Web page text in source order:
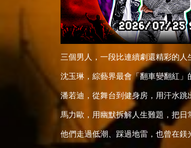
三個男人，一段比連續劇還精彩的人
沈玉琳，綜藝界最會「翻車變翻紅」
潘若迪，從舞台到健身房，用汗水跳
馬力歐，用幽默拆解人生難題，把日
他們走過低潮、踩過地雷，也曾在